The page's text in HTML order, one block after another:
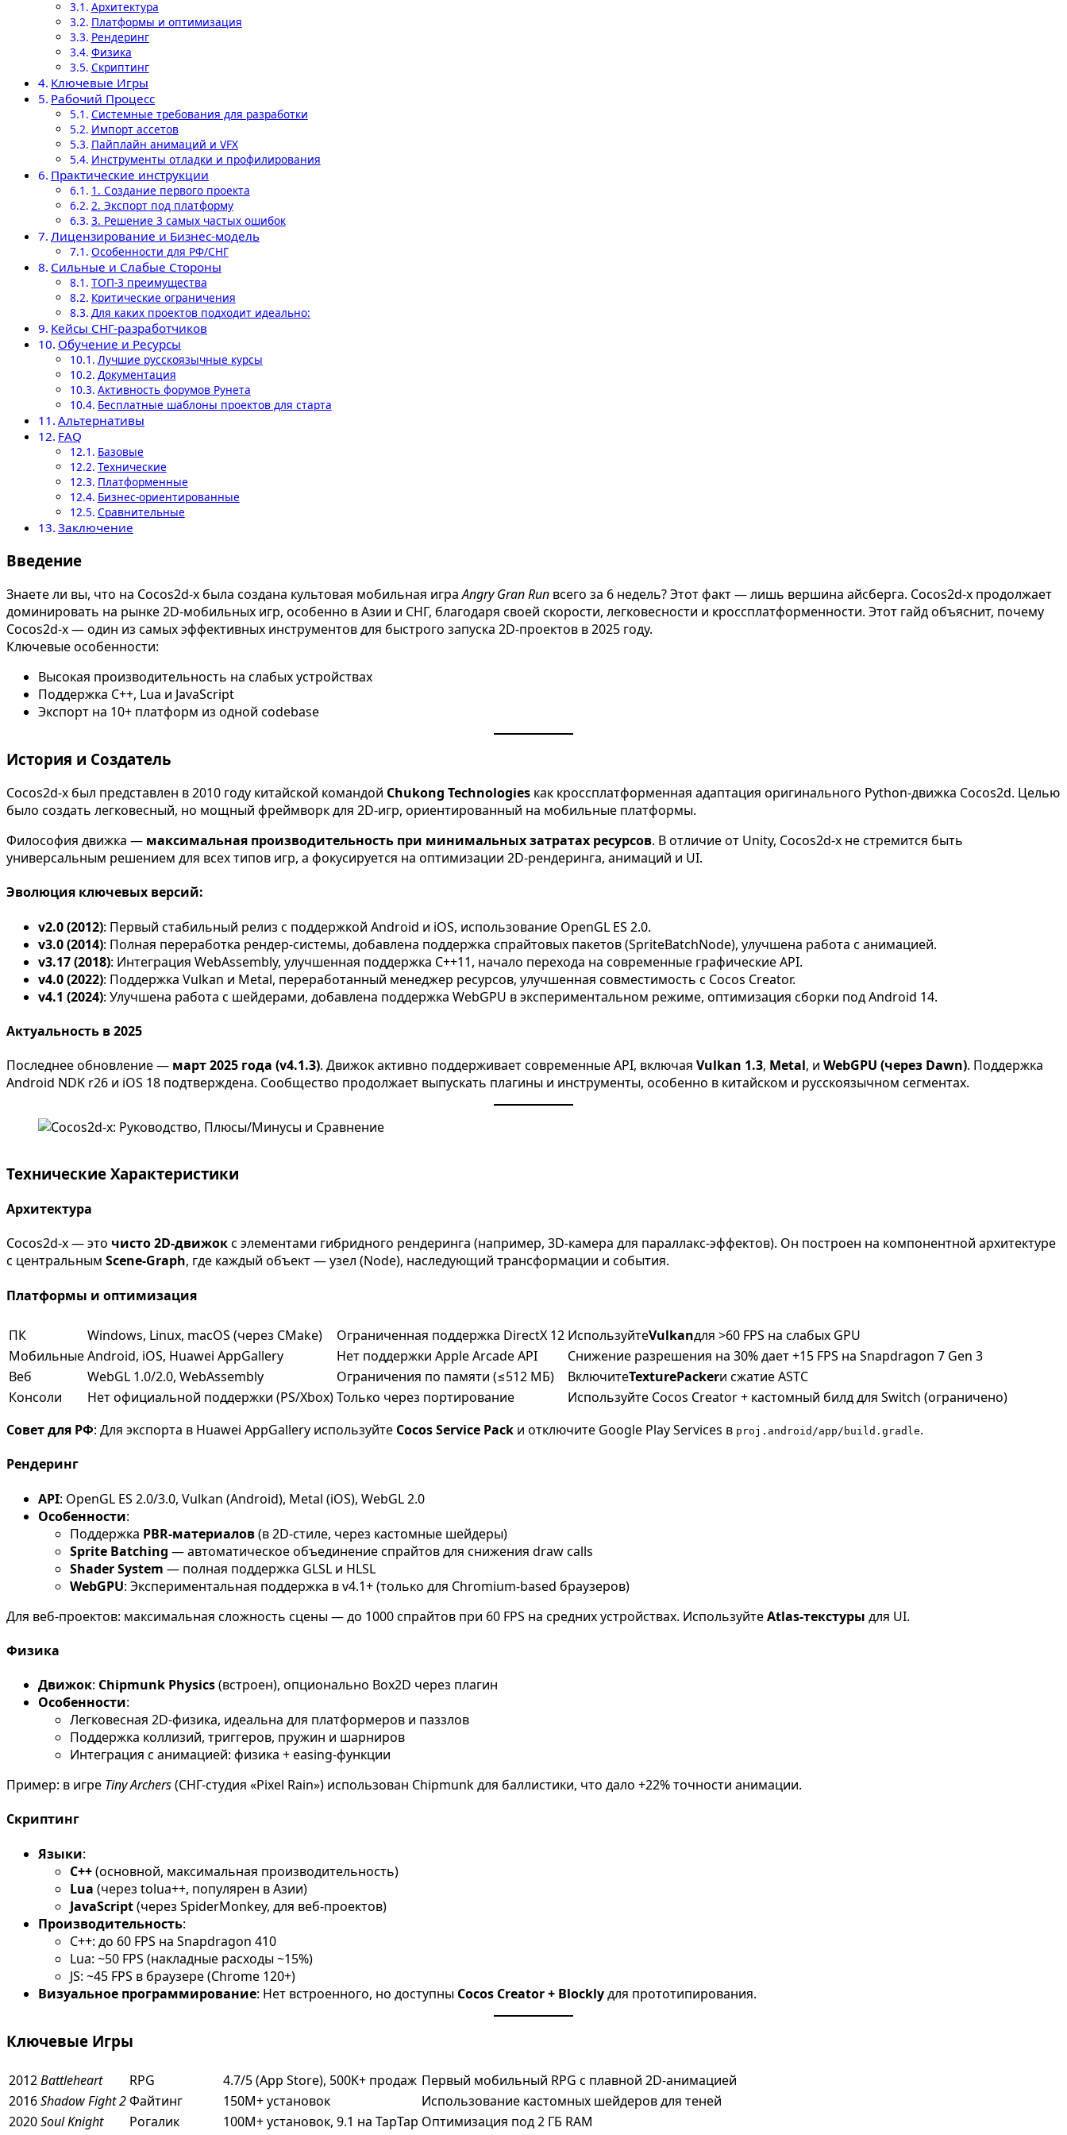
Архитектура
Платформы и оптимизация
Рендеринг
Физика
Скриптинг
Ключевые Игры
Рабочий Процесс
Системные требования для разработки
Импорт ассетов
Пайплайн анимаций и VFX
Инструменты отладки и профилирования
Практические инструкции
1. Создание первого проекта
2. Экспорт под платформу
3. Решение 3 самых частых ошибок
Лицензирование и Бизнес-модель
Особенности для РФ/СНГ
Сильные и Слабые Стороны
ТОП-3 преимущества
Критические ограничения
Для каких проектов подходит идеально:
Кейсы СНГ-разработчиков
Обучение и Ресурсы
Лучшие русскоязычные курсы
Документация
Активность форумов Рунета
Бесплатные шаблоны проектов для старта
Альтернативы
FAQ
Базовые
Технические
Платформенные
Бизнес-ориентированные
Сравнительные
Заключение
Введение
Знаете ли вы, что на Cocos2d-x была создана культовая мобильная играAngry Gran Run всего за 6 недель? Этот факт — лишь вершина айсберга. Cocos2d-x продолжает
доминировать на рынке 2D-мобильных игр, особенно в Азии и СНГ, благодаря своей скорости, легковесности и кроссплатформенности. Этот гайд объяснит, почему
Cocos2d-x — один из самых эффективных инструментов для быстрого запуска 2D-проектов в 2025 году.
Ключевые особенности:
Высокая производительность на слабых устройствах
Поддержка C++, Lua и JavaScript
Экспорт на 10+ платформ из одной codebase
История и Создатель
Cocos2d-x был представлен в 2010 году китайской командой Chukong Technologies как кроссплатформенная адаптация оригинального Python-движка Cocos2d. Целью
было создать легковесный, но мощный фреймворк для 2D-игр, ориентированный на мобильные платформы.
Философия движка — максимальная производительность при минимальных затратах ресурсов. В отличие от Unity, Cocos2d-x не стремится быть
универсальным решением для всех типов игр, а фокусируется на оптимизации 2D-рендеринга, анимаций и UI.
Эволюция ключевых версий:
v2.0 (2012): Первый стабильный релиз с поддержкой Android и iOS, использование OpenGL ES 2.0.
v3.0 (2014): Полная переработка рендер-системы, добавлена поддержка спрайтовых пакетов (SpriteBatchNode), улучшена работа с анимацией.
v3.17 (2018): Интеграция WebAssembly, улучшенная поддержка C++11, начало перехода на современные графические API.
v4.0 (2022): Поддержка Vulkan и Metal, переработанный менеджер ресурсов, улучшенная совместимость с Cocos Creator.
v4.1 (2024): Улучшена работа с шейдерами, добавлена поддержка WebGPU в экспериментальном режиме, оптимизация сборки под Android 14.
Актуальность в 2025
Последнее обновление — март 2025 года (v4.1.3). Движок активно поддерживает современные API, включая Vulkan 1.3, Metal, и WebGPU (через Dawn). Поддержка
Android NDK r26 и iOS 18 подтверждена. Сообщество продолжает выпускать плагины и инструменты, особенно в китайском и русскоязычном сегментах.
Технические Характеристики
Архитектура
Cocos2d-x — это чисто 2D-движокс элементами гибридного рендеринга (например, 3D-камера для параллакс-эффектов). Он построен на компонентной архитектуре
с центральным Scene-Graph, где каждый объект — узел (Node), наследующий трансформации и события.
Платформы и оптимизация
ПК Windows, Linux, macOS (через CMake) Ограниченная поддержка DirectX 12 ИспользуйтеVulkanдля >60 FPS на слабых GPU
МобильныеAndroid, iOS, Huawei AppGallery Нет поддержки Apple Arcade API
Снижение разрешения на 30% дает +15 FPS на Snapdragon 7 Gen 3
Веб
WebGL 1.0/2.0, WebAssembly Ограничения по памяти (≤512 МБ) ВключитеTexturePackerи сжатие ASTC
Консоли
Нет официальной поддержки (PS/Xbox)Только через портирование
Используйте Cocos Creator + кастомный билд для Switch (ограничено)
Совет для РФ: Для экспорта в Huawei AppGallery используйте Cocos Service Pack и отключите Google Play Services в proj.android/app/build.gradle.
Рендеринг
API: OpenGL ES 2.0/3.0, Vulkan (Android), Metal (iOS), WebGL 2.0
Особенности:
Поддержка PBR-материалов(в 2D-стиле, через кастомные шейдеры)
Sprite Batching — автоматическое объединение спрайтов для снижения draw calls
Shader System — полная поддержка GLSL и HLSL
WebGPU: Экспериментальная поддержка в v4.1+ (только для Chromium-based браузеров)
Для веб-проектов: максимальная сложность сцены — до 1000 спрайтов при 60 FPS на средних устройствах. ИспользуйтеAtlas-текстуры для UI.
Физика
Движок: Chipmunk Physics(встроен), опционально Box2D через плагин
Особенности:
Легковесная 2D-физика, идеальна для платформеров и паззлов
Поддержка коллизий, триггеров, пружин и шарниров
Интеграция с анимацией: физика + easing-функции
Пример: в игре Tiny Archers(СНГ-студия «Pixel Rain») использован Chipmunk для баллистики, что дало +22% точности анимации.
Скриптинг
Языки:
C++(основной, максимальная производительность)
Lua (через tolua++, популярен в Азии)
JavaScript(через SpiderMonkey, для веб-проектов)
Производительность:
C++: до 60 FPS на Snapdragon 410
Lua: ~50 FPS (накладные расходы ~15%)
JS: ~45 FPS в браузере (Chrome 120+)
Визуальное программирование: Нет встроенного, но доступны Cocos Creator + Blocklyдля прототипирования.
Ключевые Игры
2012Battleheart RPG 4.7/5 (App Store), 500K+ продаж Первый мобильный RPG с плавной 2D-анимацией
2016Shadow Fight 2Файтинг 150M+ установок
Использование кастомных шейдеров для теней
2020Soul Knight Рогалик 100M+ установок, 9.1 на TapTap Оптимизация под 2 ГБ RAM